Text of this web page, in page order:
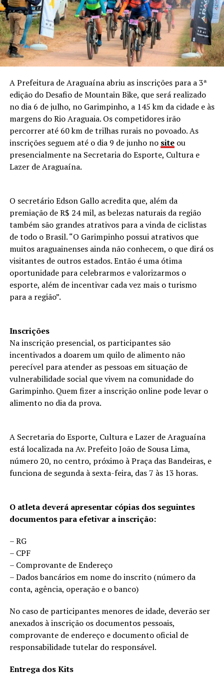
A Prefeitura de Araguaína abriu as inscrições para a 3ª
edição do Desafio de Mountain Bike, que será realizado
no dia 6 de julho, no Garimpinho, a 145 km da cidade e às
margens do Rio Araguaia. Os competidores irão
percorrer até 60 km de trilhas rurais no povoado. As
inscrições seguem até o dia 9 de junho no site ou
presencialmente na Secretaria do Esporte, Cultura e
Lazer de Araguaína.
O secretário Edson Gallo acredita que, além da
premiação de R$ 24 mil, as belezas naturais da região
também são grandes atrativos para a vinda de ciclistas
de todo o Brasil. “O Garimpinho possui atrativos que
muitos araguainenses ainda não conhecem, o que dirá os
visitantes de outros estados. Então é uma ótima
oportunidade para celebrarmos e valorizarmos o
esporte, além de incentivar cada vez mais o turismo
para a região”.
Inscrições
Na inscrição presencial, os participantes são
incentivados a doarem um quilo de alimento não
perecível para atender as pessoas em situação de
vulnerabilidade social que vivem na comunidade do
Garimpinho. Quem fizer a inscrição online pode levar o
alimento no dia da prova.
A Secretaria do Esporte, Cultura e Lazer de Araguaína
está localizada na Av. Prefeito João de Sousa Lima,
número 20, no centro, próximo à Praça das Bandeiras, e
funciona de segunda à sexta-feira, das 7 às 13 horas.
O atleta deverá apresentar cópias dos seguintes
documentos para efetivar a inscrição:
– RG
– CPF
– Comprovante de Endereço
– Dados bancários em nome do inscrito (número da
conta, agência, operação e o banco)
No caso de participantes menores de idade, deverão ser
anexados à inscrição os documentos pessoais,
comprovante de endereço e documento oficial de
responsabilidade tutelar do responsável.
Entrega dos Kits